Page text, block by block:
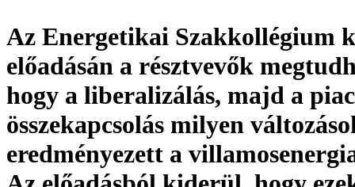
Az Energetikai Szakkollégium
előadásán a résztvevők
hogy a liberalizálás, majd a
összekapcsolás milyen
eredményezett a